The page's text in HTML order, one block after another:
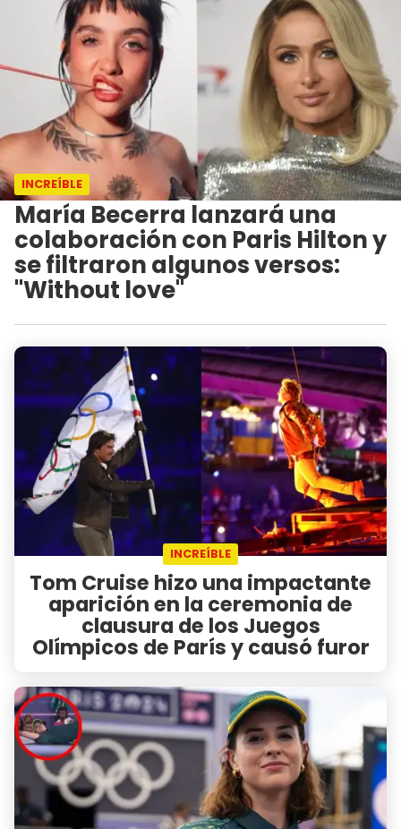
INCREÍBLE
María Becerra lanzará una
colaboración con Paris Hilton y
se filtraron algunos versos:
"Without love"
INCREÍBLE
Tom Cruise hizo una impactante
aparición en la ceremonia de
clausura de los Juegos
Olímpicos de París y causó furor